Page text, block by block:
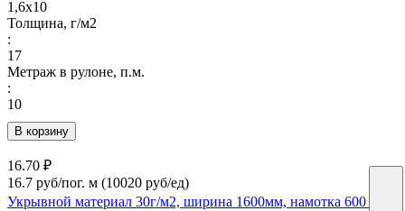
В корзину
1,6х10
Толщина, г/м2
:
17
Метраж в рулоне, п.м.
:
10
16.70 ₽
16.7 руб/пог. м (10020 руб/eд)
Укрывной материал 30г/м2, ширина 1600мм, намотка 600 п.м.